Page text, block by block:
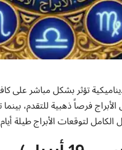
تؤثر بشكل مباشر على
فرصاً ذهبية للتقدم،
الكامل لتوقعات الأبراج طيلة